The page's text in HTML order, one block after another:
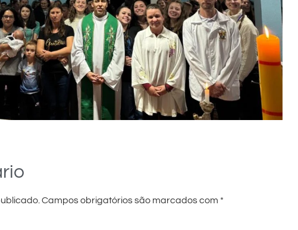
Campos obrigatórios são marcados com *